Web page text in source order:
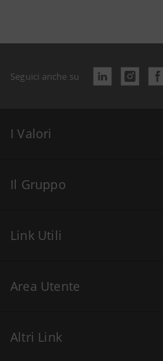
Seguici anche su
I Valori
Il Gruppo
Link Utili
Area Utente
Altri Link